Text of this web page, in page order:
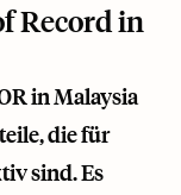
Record in
in Malaysia
die für
sind. Es